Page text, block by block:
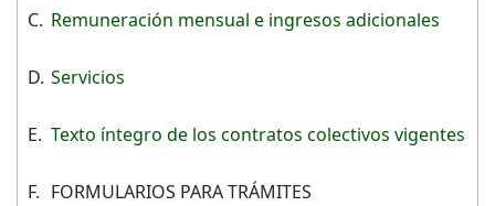
C. Remuneración mensual e ingresos adicionales
D. Servicios
E. Texto íntegro de los contratos colectivos vigentes
F. FORMULARIOS PARA TRÁMITES